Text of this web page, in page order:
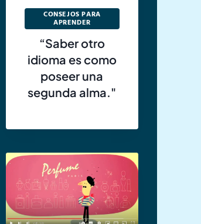
CONSEJOS PARA
APRENDER
“Saber otro
idioma es como
poseer una
segunda alma."